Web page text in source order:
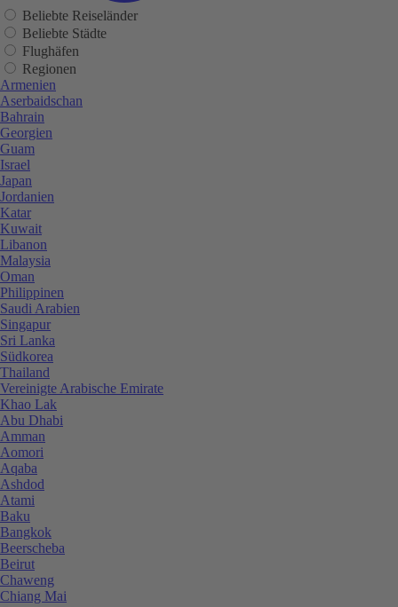
Beliebte Reiseländer
Beliebte Städte
Flughäfen
Regionen
Armenien
Aserbaidschan
Bahrain
Georgien
Guam
Israel
Japan
Jordanien
Katar
Kuwait
Libanon
Malaysia
Oman
Philippinen
Saudi Arabien
Singapur
Sri Lanka
Südkorea
Thailand
Vereinigte Arabische Emirate
Khao Lak
Abu Dhabi
Amman
Aomori
Aqaba
Ashdod
Atami
Baku
Bangkok
Beerscheba
Beirut
Chaweng
Chiang Mai